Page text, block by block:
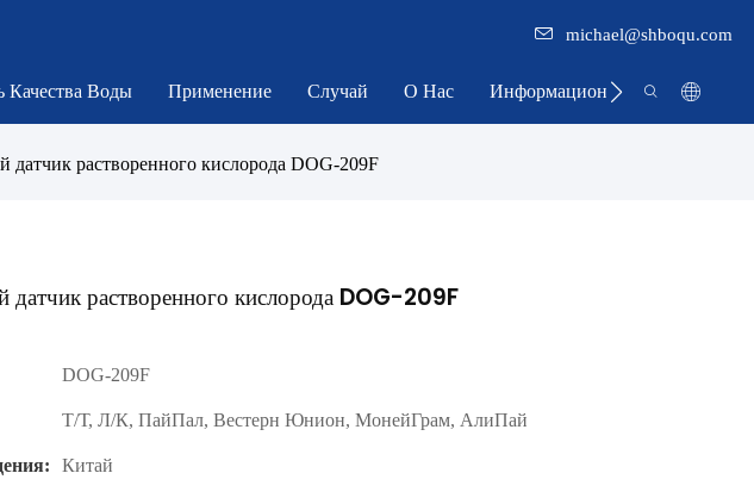
michael@shboqu.com
Качества Воды Применение Случай О Нас Информационный Центр
растворенного кислорода DOG-209F
растворенного кислорода DOG-209F
DOG-209F
Т/Т, Л/К, ПайПал, Вестерн Юнион, МонейГрам, АлиПай
Китай